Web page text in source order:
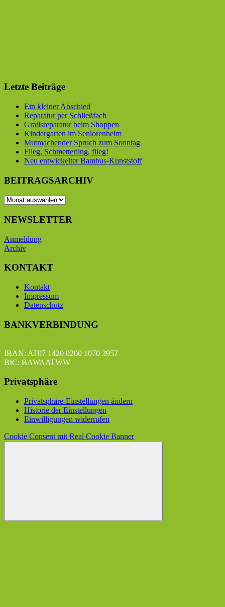
Letzte Beiträge
Ein kleiner Abschied
Reparatur per Schließfach
Gratisreparatur beim Shoppen
Kindergarten im Seniorenheim
Mutmachender Spruch zum Sonntag
Flieg, Schmetterling, flieg!
Neu entwickelter Bambus-Kunststoff
BEITRAGSARCHIV
BEITRAGSARCHIV
NEWSLETTER
Anmeldung
Archiv
KONTAKT
Kontakt
Impressum
Datenschutz
BANKVERBINDUNG
IBAN: AT07 1420 0200 1070 3957
BIC: BAWAATWW
Privatsphäre
Privatsphäre-Einstellungen ändern
Historie der Einstellungen
Einwilligungen widerrufen
Cookie Consent mit Real Cookie Banner